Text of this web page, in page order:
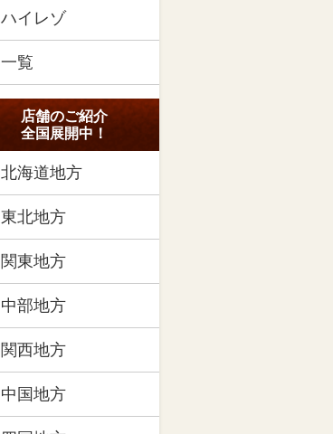
ハイレゾ
一覧
店舗のご紹介
全国展開中！
北海道地方
東北地方
関東地方
中部地方
関西地方
中国地方